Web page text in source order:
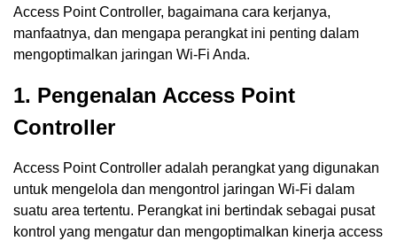
Access Point Controller, bagaimana cara kerjanya,
manfaatnya, dan mengapa perangkat ini penting dalam
mengoptimalkan jaringan Wi-Fi Anda.
1. Pengenalan Access Point
Controller
Access Point Controller adalah perangkat yang digunakan
untuk mengelola dan mengontrol jaringan Wi-Fi dalam
suatu area tertentu. Perangkat ini bertindak sebagai pusat
kontrol yang mengatur dan mengoptimalkan kinerja access